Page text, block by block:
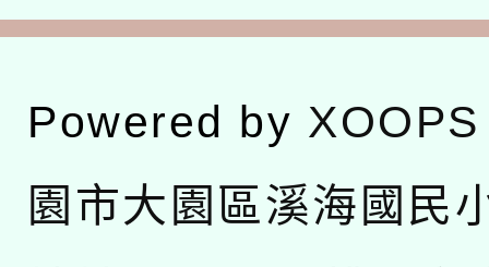
Powered by XOOPS
園市大園區溪海國民